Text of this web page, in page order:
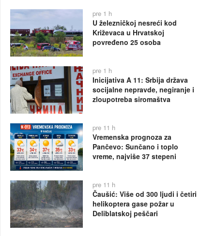
pre 1 h
U železničkoj nesreći kod
Križevaca u Hrvatskoj
povređeno 25 osoba
pre 1 h
Inicijativa A 11: Srbija država
socijalne nepravde, negiranje i
zloupotreba siromaštva
pre 11 h
Vremenska prognoza za
Pančevo: Sunčano i toplo
vreme, najviše 37 stepeni
pre 11 h
Čaušić: Više od 300 ljudi i četiri
helikoptera gase požar u
Deliblatskoj peščari